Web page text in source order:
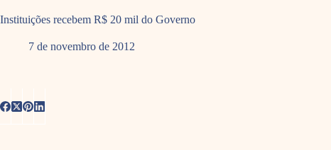
Instituições recebem R$ 20 mil do Governo
7 de novembro de 2012